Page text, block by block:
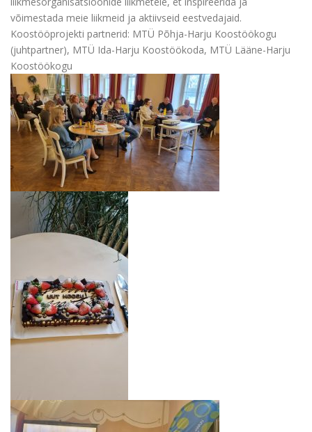
võimestada meie liikmeid ja aktiivseid eestvedajaid.
Koostööprojekti partnerid: MTÜ Põhja-Harju Koostöökogu
(juhtpartner), MTÜ Ida-Harju Koostöökoda, MTÜ Lääne-Harju
Koostöökogu